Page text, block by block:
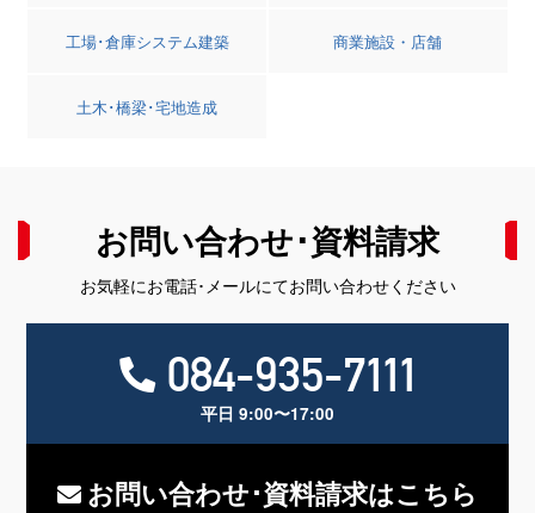
工場･倉庫システム建築 商業施設・店舗
土木･橋梁･宅地造成
お問い合わせ･資料請求
お気軽にお電話･メールにてお問い合わせください
084-935-7111
平日 9:00〜17:00
お問い合わせ･資料請求はこちら